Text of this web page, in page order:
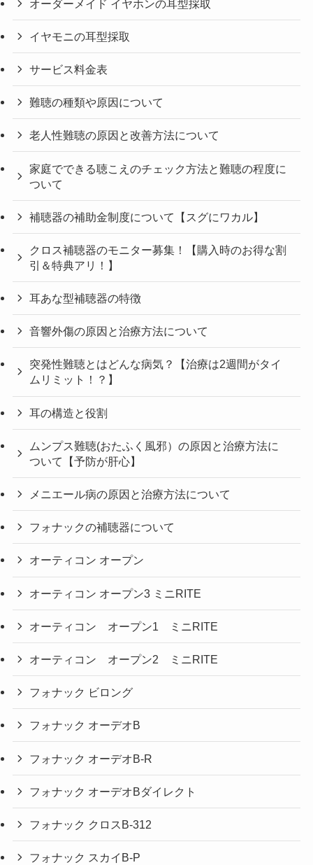
オーダーメイド イヤホンの耳型採取
イヤモニの耳型採取
サービス料金表
難聴の種類や原因について
老人性難聴の原因と改善方法について
家庭でできる聴こえのチェック方法と難聴の程度に
ついて
補聴器の補助金制度について【スグにワカル】
クロス補聴器のモニター募集！【購入時のお得な割
引＆特典アリ！】
耳あな型補聴器の特徴
音響外傷の原因と治療方法について
突発性難聴とはどんな病気？【治療は2週間がタイ
ムリミット！？】
耳の構造と役割
ムンプス難聴(おたふく風邪）の原因と治療方法に
ついて【予防が肝心】
メニエール病の原因と治療方法について
フォナックの補聴器について
オーティコン オープン
オーティコン オープン3 ミニRITE
オーティコン オープン1 ミニRITE
オーティコン オープン2 ミニRITE
フォナック ビロング
フォナック オーデオB
フォナック オーデオB-R
フォナック オーデオBダイレクト
フォナック クロスB-312
フォナック スカイB-P